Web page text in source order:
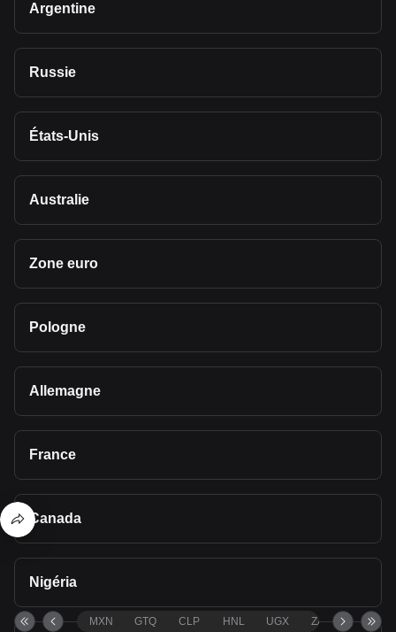
Argentine
Russie
États-Unis
Australie
Zone euro
Pologne
Allemagne
France
Canada
Nigéria
MXN GTQ CLP HNL UGX ZAR TND